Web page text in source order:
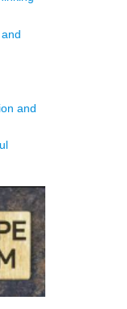
and